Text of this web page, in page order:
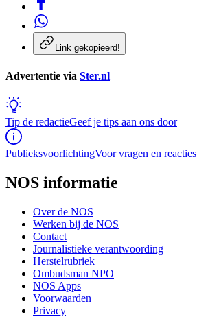
Link gekopieerd!
Advertentie via Ster.nl
Tip de redactieGeef je tips aan ons door
PublieksvoorlichtingVoor vragen en reacties
NOS informatie
Over de NOS
Werken bij de NOS
Contact
Journalistieke verantwoording
Herstelrubriek
Ombudsman NPO
NOS Apps
Voorwaarden
Privacy